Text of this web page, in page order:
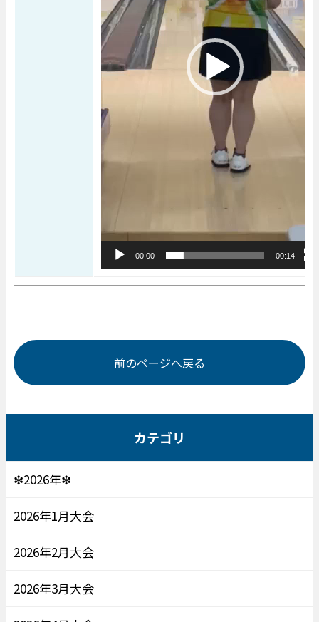
00:00 00:14
前のページへ戻る
カテゴリ
❇2026年❇
2026年1月大会
2026年2月大会
2026年3月大会